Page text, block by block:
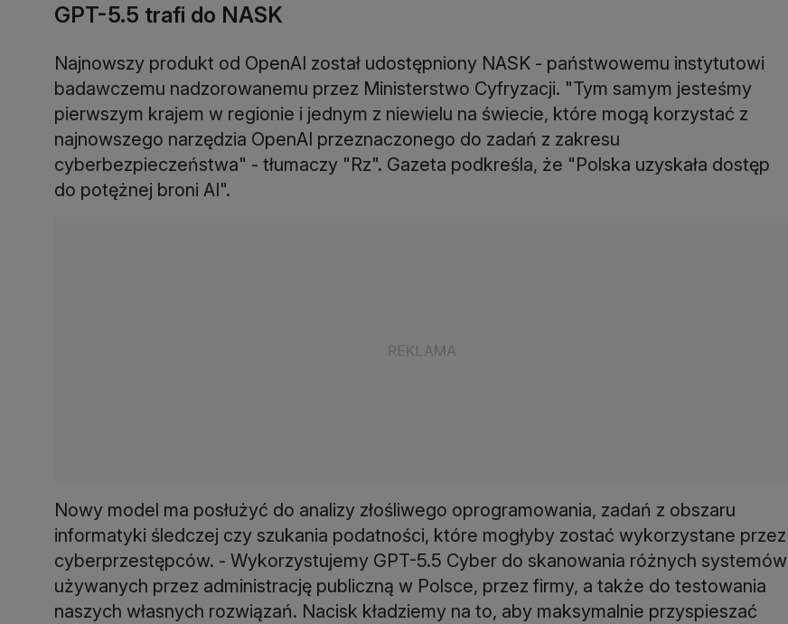
GPT-5.5 trafi do NASK
Najnowszy produkt od OpenAI został udostępniony NASK - państwowemu instytutowi
badawczemu nadzorowanemu przez Ministerstwo Cyfryzacji. "Tym samym jesteśmy
pierwszym krajem w regionie i jednym z niewielu na świecie, które mogą korzystać z
najnowszego narzędzia OpenAI przeznaczonego do zadań z zakresu
cyberbezpieczeństwa" - tłumaczy "Rz". Gazeta podkreśla, że "Polska uzyskała dostęp
do potężnej broni AI".
Nowy model ma posłużyć do analizy złośliwego oprogramowania, zadań z obszaru
informatyki śledczej czy szukania podatności, które mogłyby zostać wykorzystane przez
cyberprzestępców. - Wykorzystujemy GPT-5.5 Cyber do skanowania różnych systemów
używanych przez administrację publiczną w Polsce, przez firmy, a także do testowania
naszych własnych rozwiązań. Nacisk kładziemy na to, aby maksymalnie przyspieszać